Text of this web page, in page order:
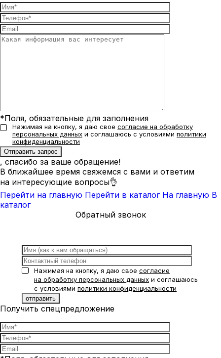
*Поля, обязательные для заполнения
Нажимая на кнопку, я даю свое согласие на обработку
персональных данных и соглашаюсь с условиями политики
конфиденциальности
, спасибо за ваше обращение!
В ближайшее время свяжемся с вами и ответим
на интересующие вопросы👌
Перейти на главную Перейти в каталог На главную В
каталог
Обратный звонок
Нажимая на кнопку, я даю свое согласие
на обработку персональных данных и соглашаюсь
с условиями политики конфиденциальности
Получить спецпредложение